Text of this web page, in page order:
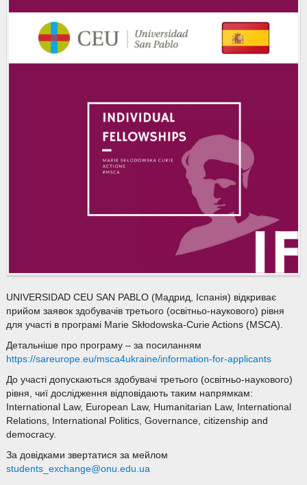
UNIVERSIDAD CEU SAN PABLO (Мадрид, Іспанія) відкриває
прийом заявок здобувачів третього (освітньо-наукового) рівня
для участі в програмі Marie Skłodowska-Curie Actions (MSCA).
Детальніше про програму – за посиланням
https://sareurope.eu/msca4ukraine/information-for-applicants
До участі допускаються здобувачі третього (освітньо-наукового)
рівня, чиї дослідження відповідають таким напрямкам:
International Law, European Law, Humanitarian Law, International
Relations, International Politics, Governance, citizenship and
democracy.
За довідками звертатися за мейлом
students_exchange@onu.edu.ua